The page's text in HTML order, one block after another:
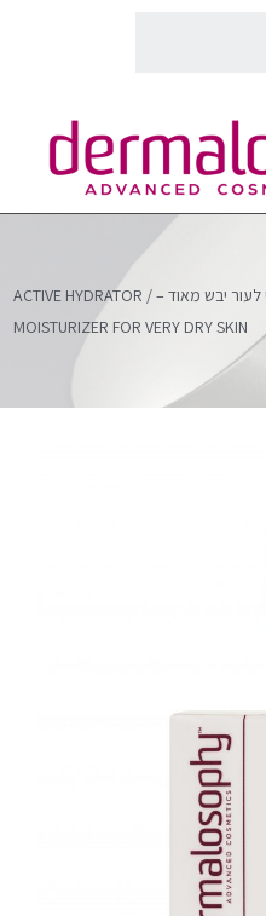
לחות הידרטור אקטיבי לעור יבש מאוד – ACTIVE HYDRATOR /
MOISTURIZER FOR VERY DRY SKIN